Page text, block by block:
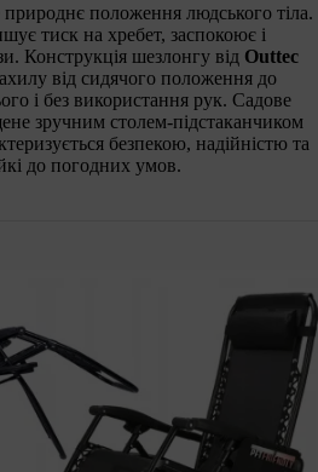
положення людського тіла.
тиск на хребет, заспокоює і
Конструкція шезлонгу від Outtec
від сидячого положення до
і без використання рук. Садове
зручним столем-підстаканчиком
безпекою, надійністю та
до погодних умов.